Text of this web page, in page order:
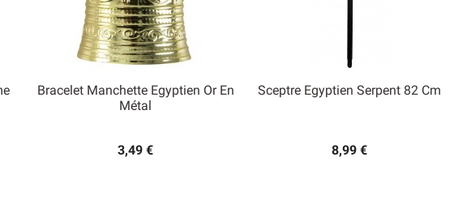
Bracelet Manchette Egyptien Or En
Métal
3,49 €
Aperçu rapide
Sceptre Egyptien Serpent 82 Cm
8,99 €